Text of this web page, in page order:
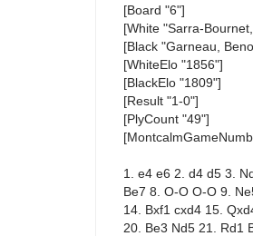
[Board "6"]
[White "Sarra-
[Black "Garneau,
[WhiteElo "1856"]
[BlackElo "1809"]
[Result "1-0"]
[PlyCount "49"]
1. e4 e6 2. d4 d5 3.
Be7 8. O-O O-O 9.
14. Bxf1 cxd4 15.
20. Be3 Nd5 21. Rd1